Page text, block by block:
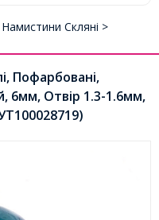
Намистини Скляні >
Пофарбовані,
6мм, Отвір 1.3-1.6мм,